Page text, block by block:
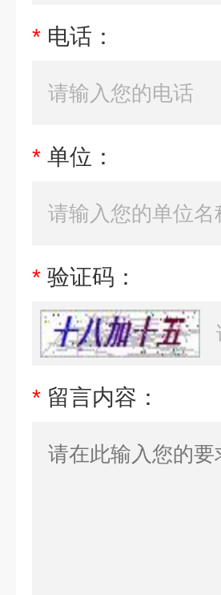
* 电话：
* 单位：
* 验证码：
* 留言内容：